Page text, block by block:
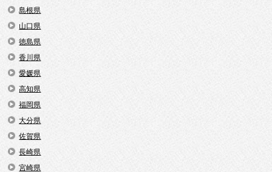
島根県
山口県
徳島県
香川県
愛媛県
高知県
福岡県
大分県
佐賀県
長崎県
宮崎県